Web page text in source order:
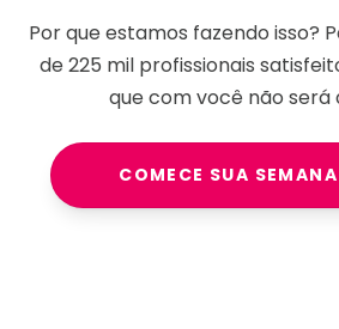
Por que estamos fazendo isso?
de225 milprofissionais
que com você não será
COMECE SUA